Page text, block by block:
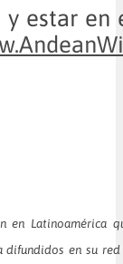
estar en
en Latinoamérica
difundidos en su